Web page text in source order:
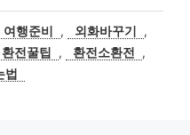
여행준비 , 외화바꾸기
,
환전꿀팁 , 환전소환전
,
법